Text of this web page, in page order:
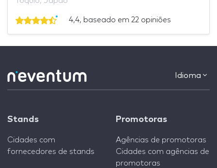
4,4, baseado em 22 opiniões
Idioma
Stands
Cidades com
fornecedores de stands
Promotoras
Agências de promotoras
Cidades com agências de
promotoras